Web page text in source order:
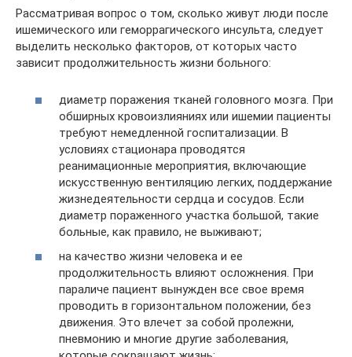
Рассматривая вопрос о том, сколько живут люди после
ишемического или геморрагического инсульта, следует
выделить несколько факторов, от которых часто
зависит продолжительность жизни больного:
диаметр поражения тканей головного мозга. При
обширных кровоизлияниях или ишемии пациенты
требуют немедленной госпитализации. В
условиях стационара проводятся
реанимационные мероприятия, включающие
искусственную вентиляцию легких, поддержание
жизнедеятельности сердца и сосудов. Если
диаметр пораженного участка большой, такие
больные, как правило, не выживают;
на качество жизни человека и ее
продолжительность влияют осложнения. При
параличе пациент вынужден все свое время
проводить в горизонтальном положении, без
движения. Это влечет за собой пролежни,
пневмонию и многие другие заболевания,